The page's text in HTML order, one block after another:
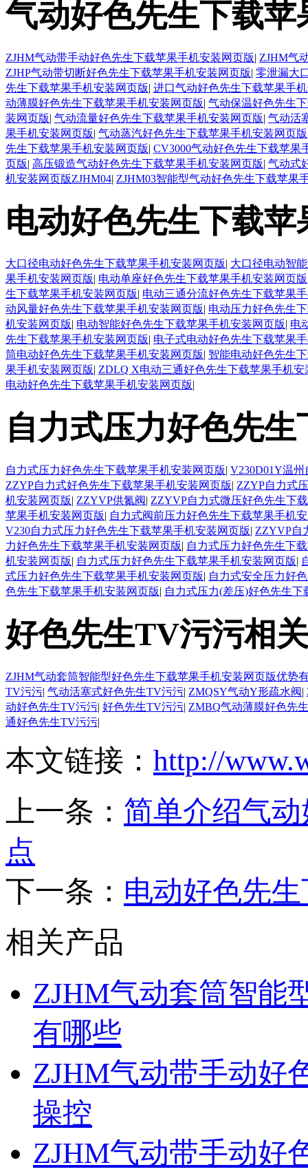
气动好色先生下载
ZJHM气动带手动好色先生下载苹果手机安装网页版| ZJHM气
ZJHP气动带切断好色先生下载苹果手机安装网页版| 零泄漏大
先生下载苹果手机安装网页版| 进口气动好色先生下载苹果手
动薄膜好色先生下载苹果手机安装网页版| 气动保温好色先生
装网页版| 气动流量好色先生下载苹果手机安装网页版| 气动活
果手机安装网页版| 气动蒸汽好色先生下载苹果手机安装网页版
先生下载苹果手机安装网页版| CV3000气动好色先生下载苹果
页版| 高压锻造气动好色先生下载苹果手机安装网页版| 气动式
机安装网页版ZJHM04| ZJHM03智能型气动好色先生下载苹果
电动好色先生下载
大口径电动好色先生下载苹果手机安装网页版| 大口径电动智
果手机安装网页版| 电动单座好色先生下载苹果手机安装网页版
生下载苹果手机安装网页版| 电动三通分流好色先生下载苹果
动风量好色先生下载苹果手机安装网页版| 电动压力好色先生
机安装网页版| 电动智能好色先生下载苹果手机安装网页版| 电
先生下载苹果手机安装网页版| 电子式电动好色先生下载苹果
筒电动好色先生下载苹果手机安装网页版| 智能电动好色先生
果手机安装网页版| ZDLQ X电动三通好色先生下载苹果手机安
电动好色先生下载苹果手机安装网页版|
自力式压力好色先
自力式压力好色先生下载苹果手机安装网页版| V230D01Y温
ZZYP自力式好色先生下载苹果手机安装网页版| ZZYP自力式
机安装网页版| ZZYVP供氮阀| ZZYVP自力式微压好色先生下
苹果手机安装网页版| 自力式阀前压力好色先生下载苹果手机
V230自力式压力好色先生下载苹果手机安装网页版| ZZYVP自
力好色先生下载苹果手机安装网页版| 自力式压力好色先生下
机安装网页版| 自力式压力好色先生下载苹果手机安装网页版|
式压力好色先生下载苹果手机安装网页版| 自力式安全压力好
色先生下载苹果手机安装网页版| 自力式压力(差压)好色先生
好色先生TV污污相
ZJHM气动套筒智能型好色先生下载苹果手机安装网页版优势
TV污污| 气动活塞式好色先生TV污污| ZMQSY气动Y形疏水阀|
动好色先生TV污污| 好色先生TV污污| ZMBQ气动薄膜好色先
通好色先生TV污污|
本文链接： http://
上一条： 简单介绍气
点
下一条： 电动好色先
相关产品
ZJHM气动套筒智能
有哪些
ZJHM气动带手动好
操控
ZJHM气动带手动好